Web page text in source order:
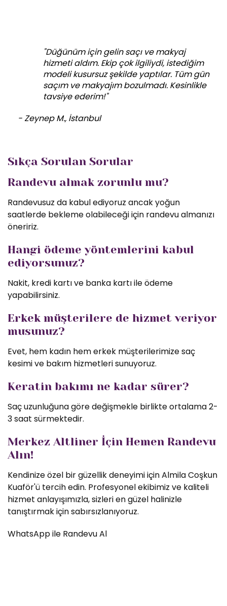
"Düğünüm için gelin saçı ve makyaj
hizmeti aldım. Ekip çok ilgiliydi, istediğim
modeli kusursuz şekilde yaptılar. Tüm gün
saçım ve makyajım bozulmadı. Kesinlikle
tavsiye ederim!"
- Zeynep M., İstanbul
Sıkça Sorulan Sorular
Randevu almak zorunlu mu?
Randevusuz da kabul ediyoruz ancak yoğun
saatlerde bekleme olabileceği için randevu almanızı
öneririz.
Hangi ödeme yöntemlerini kabul
ediyorsunuz?
Nakit, kredi kartı ve banka kartı ile ödeme
yapabilirsiniz.
Erkek müşterilere de hizmet veriyor
musunuz?
Evet, hem kadın hem erkek müşterilerimize saç
kesimi ve bakım hizmetleri sunuyoruz.
Keratin bakımı ne kadar sürer?
Saç uzunluğuna göre değişmekle birlikte ortalama 2-
3 saat sürmektedir.
Merkez Altliner İçin Hemen Randevu
Alın!
Kendinize özel bir güzellik deneyimi için Almila Coşkun
Kuaför'ü tercih edin. Profesyonel ekibimiz ve kaliteli
hizmet anlayışımızla, sizleri en güzel halinizle
tanıştırmak için sabırsızlanıyoruz.
WhatsApp ile Randevu Al